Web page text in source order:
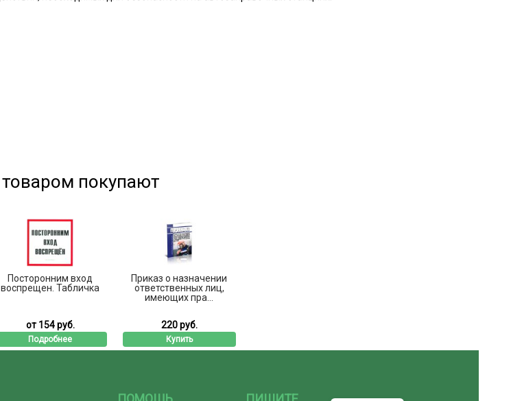
покупают
Посторонним вход
воспрещен. Табличка
от 154 руб.
Подробнее
Приказ о назначении
ответственных лиц,
имеющих пра...
220 руб.
Купить